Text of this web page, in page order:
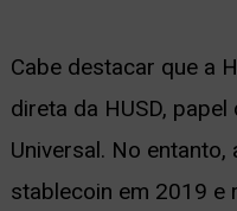
Cabe destacar que a
direta da HUSD,
Universal. No entanto,
stablecoin em 2019 e